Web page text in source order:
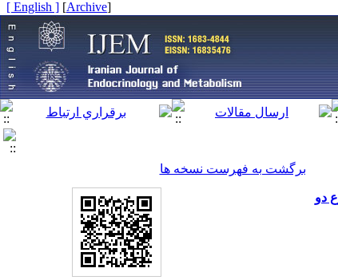
[
Archive
]
[ English ]
برگشت به فهرست نسخه ها